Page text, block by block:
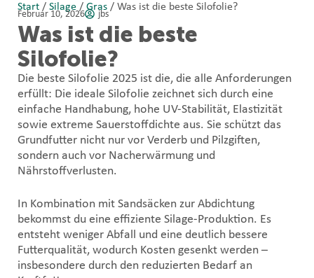
Start / Silage / Gras / Was ist die beste Silofolie?
Februar 10, 2026 jbs
Was ist die beste
Silofolie?
Die beste Silofolie 2025 ist die, die alle Anforderungen
erfüllt: Die ideale Silofolie zeichnet sich durch eine
einfache Handhabung, hohe UV-Stabilität, Elastizität
sowie extreme Sauerstoffdichte aus. Sie schützt das
Grundfutter nicht nur vor Verderb und Pilzgiften,
sondern auch vor Nacherwärmung und
Nährstoffverlusten.
In Kombination mit Sandsäcken zur Abdichtung
bekommst du eine effiziente Silage-Produktion. Es
entsteht weniger Abfall und eine deutlich bessere
Futterqualität, wodurch Kosten gesenkt werden –
insbesondere durch den reduzierten Bedarf an